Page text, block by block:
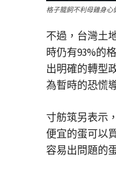
格子籠飼不利母雞身
不過，台灣土
時仍有93%的
出明確的轉型
為暫時的恐慌
寸舫筑另表示
便宜的蛋可以
容易出問題的